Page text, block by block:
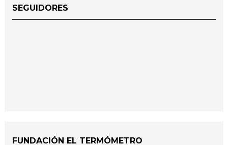
SEGUIDORES
FUNDACIÓN EL TERMÓMETRO